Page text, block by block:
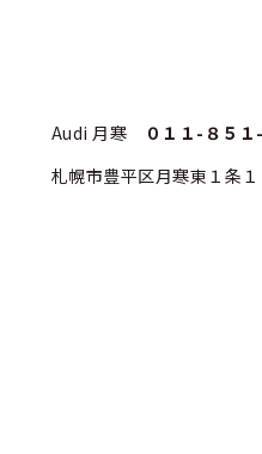
Audi 月寒
０１１-８５１
札幌市豊平区月寒東１条１